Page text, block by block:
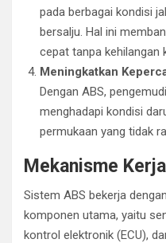
pada berbagai kondisi
bersalju. Hal ini
cepat tanpa kehilangan
Meningkatkan
Dengan ABS,
menghadapi kondisi
permukaan yang tidak
Mekanisme
Sistem ABS bekerja
komponen utama, yaitu
kontrol elektronik (ECU),